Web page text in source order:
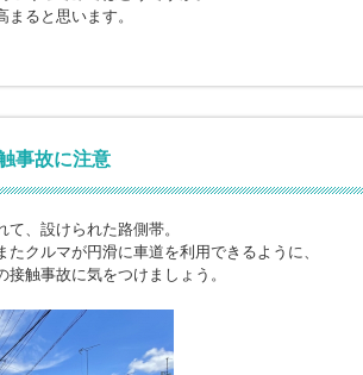
ると思います。
事故に注意
、設けられた路側帯。
クルマが円滑に車道を利用できるように、
触事故に気をつけましょう。